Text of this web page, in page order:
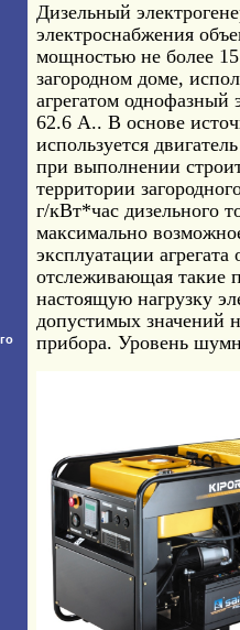
Дизельный
электроснабжения
мощностью не более
загородном доме,
агрегатом однофазный
62.6 А.. В основе
используется
при выполнении
территории
г/кВт*час дизельного
максимально
эксплуатации
отслеживающая такие
настоящую нагрузку
допустимых значений
прибора. Уровень